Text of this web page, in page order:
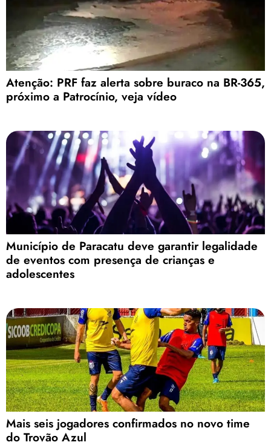
Atenção: PRF faz alerta sobre buraco na BR-365,
próximo a Patrocínio, veja vídeo
Município de Paracatu deve garantir legalidade
de eventos com presença de crianças e
adolescentes
Mais seis jogadores confirmados no novo time
do Trovão Azul